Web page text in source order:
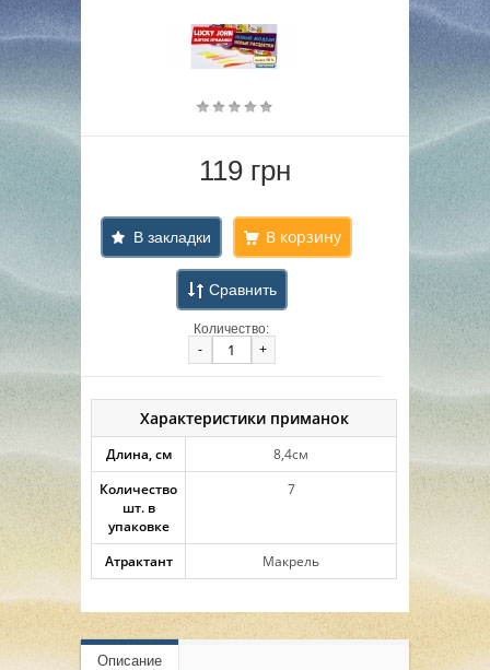
119 грн
В закладки
Сравнить
Количество:
-
+
Характеристики приманок
Длина, см
8,4см
Количество
шт. в
упаковке
7
Атрактант Макрель
Описание